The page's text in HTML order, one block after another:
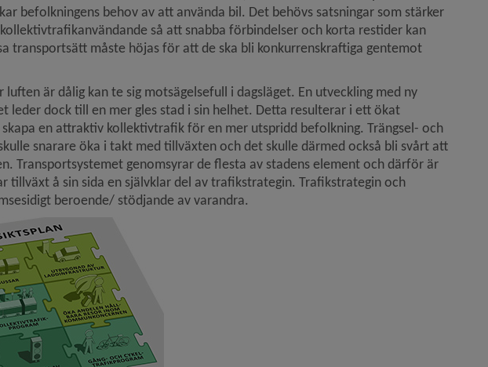
befolkningens behov av att använda bil. Det behövs satsningar som stärker
så att snabba förbindelser och korta restider kan
transportsätt måste höjas för att de ska bli konkurrenskraftiga gentemot
är dålig kan te sig motsägelsefull i dagsläget. En utveckling med ny
leder dock till en mer gles stad i sin helhet. Detta resulterar i ett ökat
en attraktiv kollektivtrafik för en mer utspridd befolkning. Trängsel- och
snarare öka i takt med tillväxten och det skulle därmed också bli svårt att
Transportsystemet genomsyrar de flesta av stadens element och därför är
tillväxt å sin sida en självklar del av trafikstrategin. Trafikstrategin och
beroende/ stödjande av varandra.